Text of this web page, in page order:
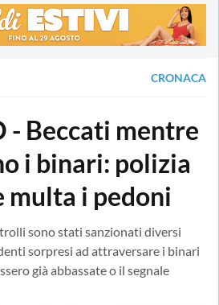
CRONACA
- Beccati mentre
i binari: polizia
multa i pedoni
sono stati sanzionati diversi
sorpresi ad attraversare i binari
già abbassate o il segnale